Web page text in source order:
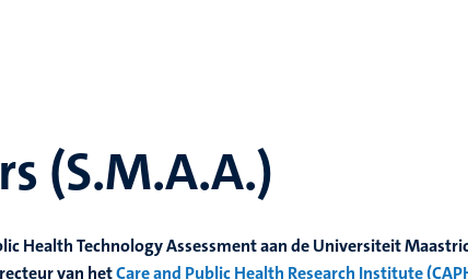
(S.M.A.A.)
Health Technology Assessment aan de Universiteit
van hetCare and Public Health Research Institute